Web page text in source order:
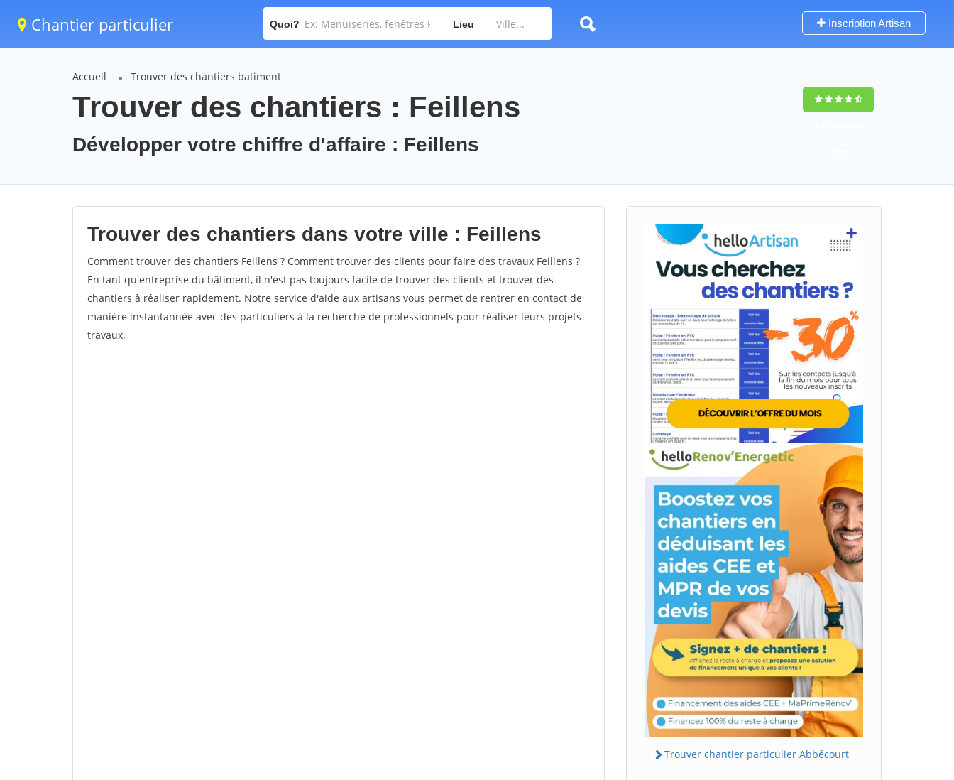
Chantier particulier Quoi? Lieu Inscription Artisan
Accueil Trouver des chantiers batiment
Trouver des chantiers : Feillens
Développer votre chiffre d'affaire : Feillens
Trouver des chantiers dans votre ville : Feillens
Comment trouver des chantiers Feillens ? Comment trouver des clients pour faire des travaux Feillens ?
En tant qu'entreprise du bâtiment, il n'est pas toujours facile de trouver des clients et trouver des
chantiers à réaliser rapidement. Notre service d'aide aux artisans vous permet de rentrer en contact de
manière instantannée avec des particuliers à la recherche de professionnels pour réaliser leurs projets
travaux.
Trouver chantier particulier Abbécourt